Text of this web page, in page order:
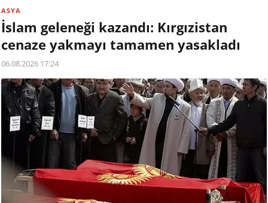
ASYA
İslam geleneği kazandı: Kırgızistan
cenaze yakmayı tamamen yasakladı
06.08.2026 17:24